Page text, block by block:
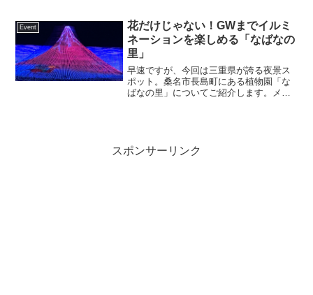
か茶ん【プロフィール】趣味...
Event
花だけじゃない！GWまでイルミ
ネーションを楽しめる「なばなの
里」
早速ですが、今回は三重県が誇る夜景ス
ポット。桑名市長島町にある植物園「な
ばなの里」についてご紹介します。メイ
スポンサーリンク